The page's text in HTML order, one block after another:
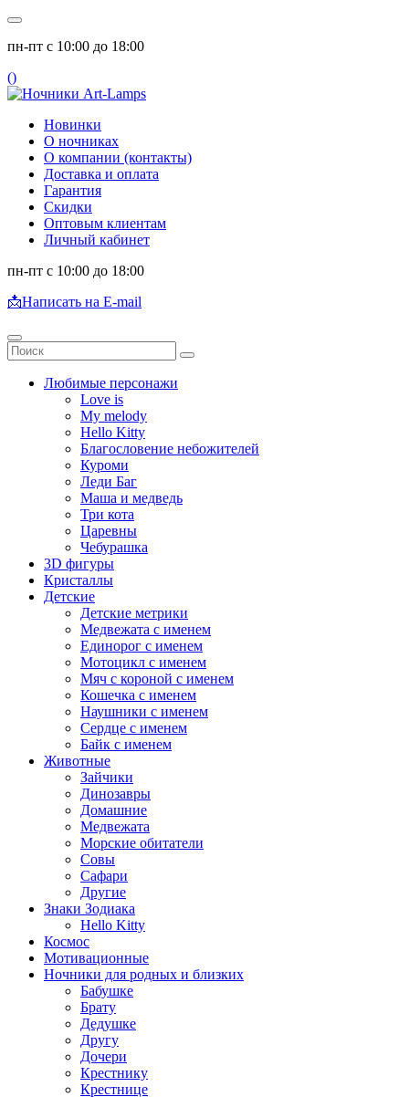
пн-пт с 10:00 до 18:00
()
Новинки
О ночниках
О компании (контакты)
Доставка и оплата
Гарантия
Скидки
Оптовым клиентам
Личный кабинет
пн-пт с 10:00 до 18:00
📩Написать на E-mail
Любимые персонажи
Love is
My melody
Hello Kitty
Благословение небожителей
Куроми
Леди Баг
Маша и медведь
Три кота
Царевны
Чебурашка
3D фигуры
Кристаллы
Детские
Детские метрики
Медвежата с именем
Единорог с именем
Мотоцикл с именем
Мяч с короной с именем
Кошечка с именем
Наушники с именем
Сердце с именем
Байк с именем
Животные
Зайчики
Динозавры
Домашние
Медвежата
Морские обитатели
Совы
Сафари
Другие
Знаки Зодиака
Hello Kitty
Космос
Мотивационные
Ночники для родных и близких
Бабушке
Брату
Дедушке
Другу
Дочери
Крестнику
Крестнице